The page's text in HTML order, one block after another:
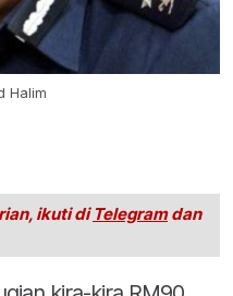
Halim
ikuti di Telegramdan